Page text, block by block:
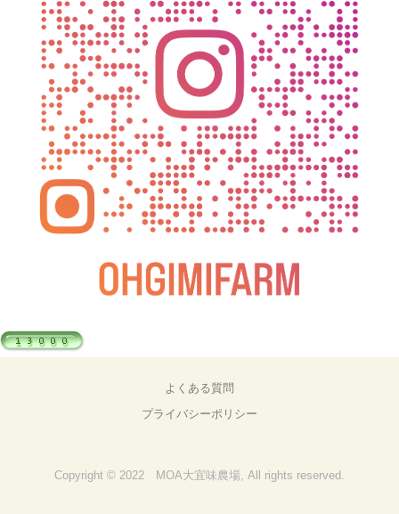
よくある質問
プライバシーポリシー
Copyright © 2022 MOA大宜味農場, All rights reserved.